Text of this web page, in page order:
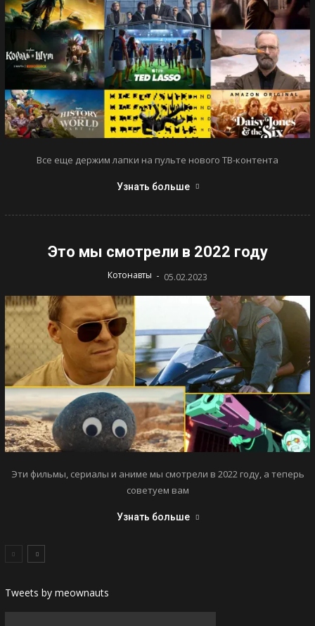
Все еще держим лапки на пульте нового ТВ-контента
Узнать больше
Это мы смотрели в 2022 году
Котонавты - 05.02.2023
Эти фильмы, сериалы и аниме мы смотрели в 2022 году, а теперь
советуем вам
Узнать больше
Tweets by meownauts